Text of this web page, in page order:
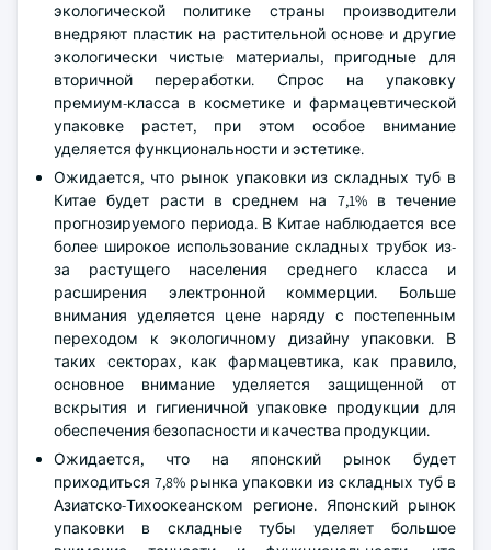
экологической политике страны производители
внедряют пластик на растительной основе и другие
экологически чистые материалы, пригодные для
вторичной переработки. Спрос на упаковку
премиум-класса в косметике и фармацевтической
упаковке растет, при этом особое внимание
уделяется функциональности и эстетике.
Ожидается, что рынок упаковки из складных туб в
Китае будет расти в среднем на 7,1% в течение
прогнозируемого периода. В Китае наблюдается все
более широкое использование складных трубок из-
за растущего населения среднего класса и
расширения электронной коммерции. Больше
внимания уделяется цене наряду с постепенным
переходом к экологичному дизайну упаковки. В
таких секторах, как фармацевтика, как правило,
основное внимание уделяется защищенной от
вскрытия и гигиеничной упаковке продукции для
обеспечения безопасности и качества продукции.
Ожидается, что на японский рынок будет
приходиться 7,8% рынка упаковки из складных туб в
Азиатско-Тихоокеанском регионе. Японский рынок
упаковки в складные тубы уделяет большое